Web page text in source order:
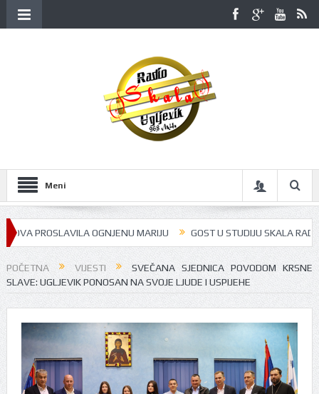
Meni
PROSLAVILA OGNJENU MARIJU GOST U STUDIJU SKALA RADIJA
POČETNA VIJESTI
SVEČANA SJEDNICA POVODOM KRSNE
SLAVE: UGLJEVIK PONOSAN NA SVOJE LJUDE I USPIJEHE